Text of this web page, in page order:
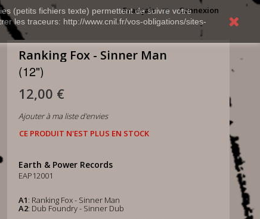
(petits fichiers texte) permettent de suivre votre
les traceurs: http://www.cnil.fr/vos-obligations/sites-
Connexion
Français
Ranking Fox - Sinner Man
(12")
12,00 €
Ajouter à ma liste d'envies
CE PRODUIT N'EST PLUS EN STOCK
Earth & Power Records
EAP12001
A1: Ranking Fox - Sinner Man
A2: Dub Foundry - Sinner Dub